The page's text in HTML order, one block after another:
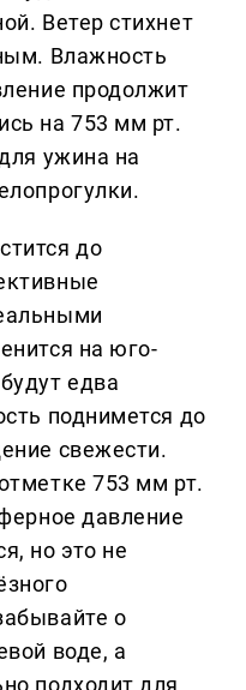
Ветер стихнет
Влажность
продолжит
на 753 мм рт.
ужина на
до
на юго-
едва
поднимется до
свежести.
753 мм рт.
давление
но это не
о
воде, а
подходит для